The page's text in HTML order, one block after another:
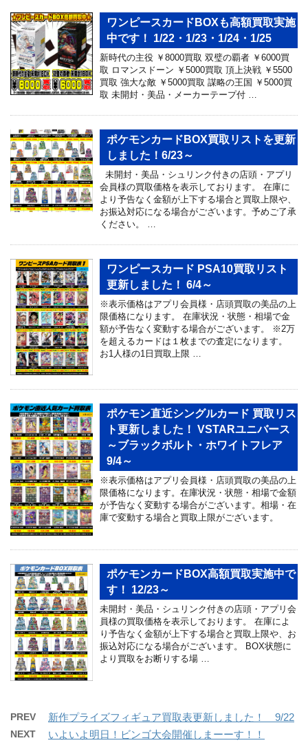
ワンピースカードBOXも高額買取実施
中です！ 1/22・1/23・1/24・1/25
新時代の主役 ￥8000買取 双璧の覇者 ￥6000買
取 ロマンスドーン ￥5000買取 頂上決戦 ￥5500
買取 強大な敵 ￥5000買取 謀略の王国 ￥5000買
取 未開封・美品・メーカーテープ付 …
ポケモンカードBOX買取リストを更新
しました！6/23～
未開封・美品・シュリンク付きの店頭・アプリ
会員様の買取価格を表示しております。 在庫に
より予告なく金額が上下する場合と買取上限や、
お振込対応になる場合がございます。予めご了承
ください。 …
ワンピースカード PSA10買取リスト
更新しました！ 6/4～
※表示価格はアプリ会員様・店頭買取の美品の上
限価格になります。 在庫状況・状態・相場で金
額が予告なく変動する場合がございます。 ※2万
を超えるカードは１枚までの査定になります。
お1人様の1日買取上限 …
ポケモン直近シングルカード 買取リス
ト更新しました！ VSTARユニバース
～ブラックボルト・ホワイトフレア
9/4～
※表示価格はアプリ会員様・店頭買取の美品の上
限価格になります。在庫状況・状態・相場で金額
が予告なく変動する場合がございます。相場・在
庫で変動する場合と買取上限がございます。
ポケモンカードBOX高額買取実施中で
す！ 12/23～
未開封・美品・シュリンク付きの店頭・アプリ会
員様の買取価格を表示しております。 在庫によ
り予告なく金額が上下する場合と買取上限や、お
振込対応になる場合がございます。 BOX状態に
より買取をお断りする場 …
PREV 新作プライズフィギュア買取表更新しました！ 9/22
NEXT いよいよ明日！ビンゴ大会開催しまーーす！！